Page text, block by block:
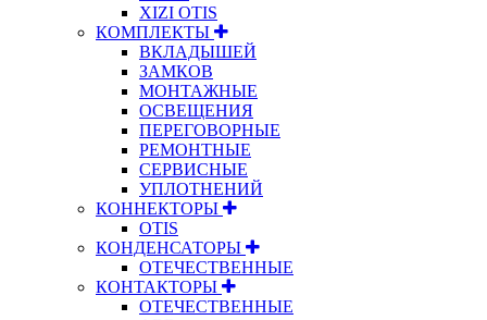
XIZI OTIS
КОМПЛЕКТЫ
ВКЛАДЫШЕЙ
ЗАМКОВ
МОНТАЖНЫЕ
ОСВЕЩЕНИЯ
ПЕРЕГОВОРНЫЕ
РЕМОНТНЫЕ
СЕРВИСНЫЕ
УПЛОТНЕНИЙ
КОННЕКТОРЫ
OTIS
КОНДЕНСАТОРЫ
ОТЕЧЕСТВЕННЫЕ
КОНТАКТОРЫ
ОТЕЧЕСТВЕННЫЕ